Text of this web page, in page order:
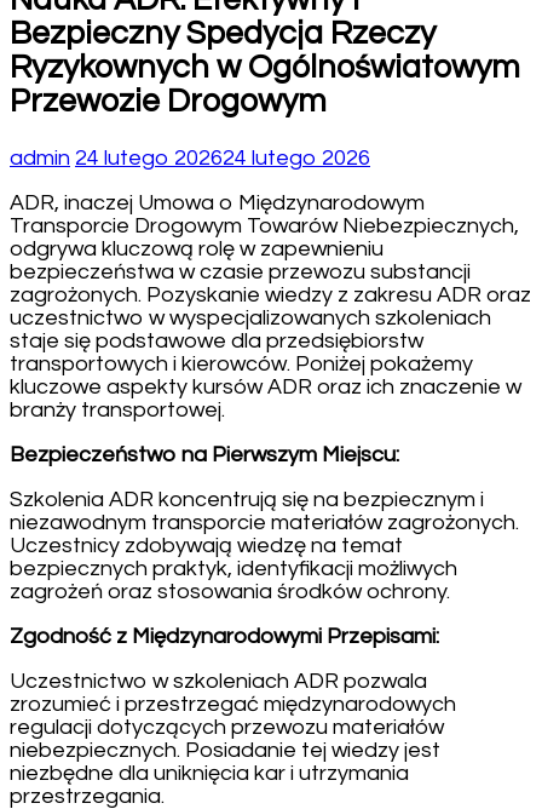
Bezpieczny Spedycja Rzeczy
Ryzykownych w Ogólnoświatowym
Przewozie Drogowym
admin 24 lutego 202624 lutego 2026
ADR, inaczej Umowa o Międzynarodowym
Transporcie Drogowym Towarów Niebezpiecznych,
odgrywa kluczową rolę w zapewnieniu
bezpieczeństwa w czasie przewozu substancji
zagrożonych. Pozyskanie wiedzy z zakresu ADR oraz
uczestnictwo w wyspecjalizowanych szkoleniach
staje się podstawowe dla przedsiębiorstw
transportowych i kierowców. Poniżej pokażemy
kluczowe aspekty kursów ADR oraz ich znaczenie w
branży transportowej.
Bezpieczeństwo na Pierwszym Miejscu:
Szkolenia ADR koncentrują się na bezpiecznym i
niezawodnym transporcie materiałów zagrożonych.
Uczestnicy zdobywają wiedzę na temat
bezpiecznych praktyk, identyfikacji możliwych
zagrożeń oraz stosowania środków ochrony.
Zgodność z Międzynarodowymi Przepisami:
Uczestnictwo w szkoleniach ADR pozwala
zrozumieć i przestrzegać międzynarodowych
regulacji dotyczących przewozu materiałów
niebezpiecznych. Posiadanie tej wiedzy jest
niezbędne dla uniknięcia kar i utrzymania
przestrzegania.